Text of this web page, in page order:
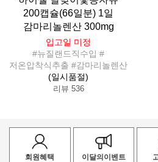
200캡슐(66일분) 1일
감마리놀렌산 300mg
입고일 미정
#뉴질랜드직수입 #
저온압착식추출 #감마리놀렌산
(일시품절)
리뷰 536
회원혜택 이달의이벤트